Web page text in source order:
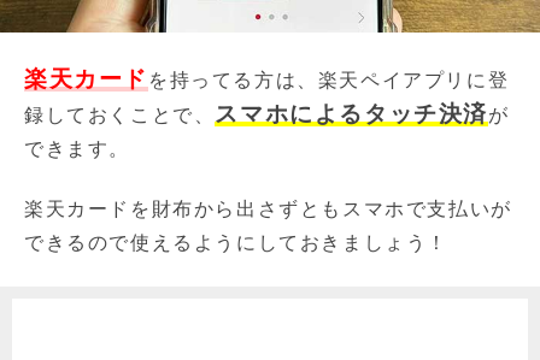
楽天カード を持ってる方は、楽天ペイアプリに登
録しておくことで、 スマホによるタッチ決済が
できます。
楽天カードを財布から出さずともスマホで支払いが
できるので使えるようにしておきましょう！